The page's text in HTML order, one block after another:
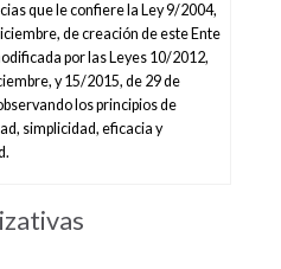
que le confiere la Ley 9/2004,
de creación de este Ente
por las Leyes 10/2012,
y 15/2015, de 29 de
los principios de
simplicidad, eficacia y